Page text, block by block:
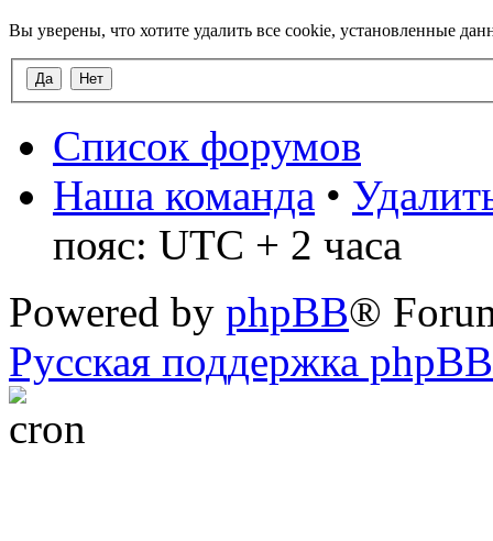
Вы уверены, что хотите удалить все cookie, установленные
Список форумов
Наша команда •
пояс: UTC + 2 часа
Powered by phpBB®
Русская поддержка phpBB